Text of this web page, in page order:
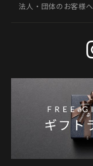
法人・団体のお客様へ